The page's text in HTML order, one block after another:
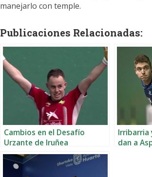
manejarlo con temple.
Publicaciones Relacionadas:
Cambios en el Desafío
Urzante de Iruñea
Irribarria
dan a